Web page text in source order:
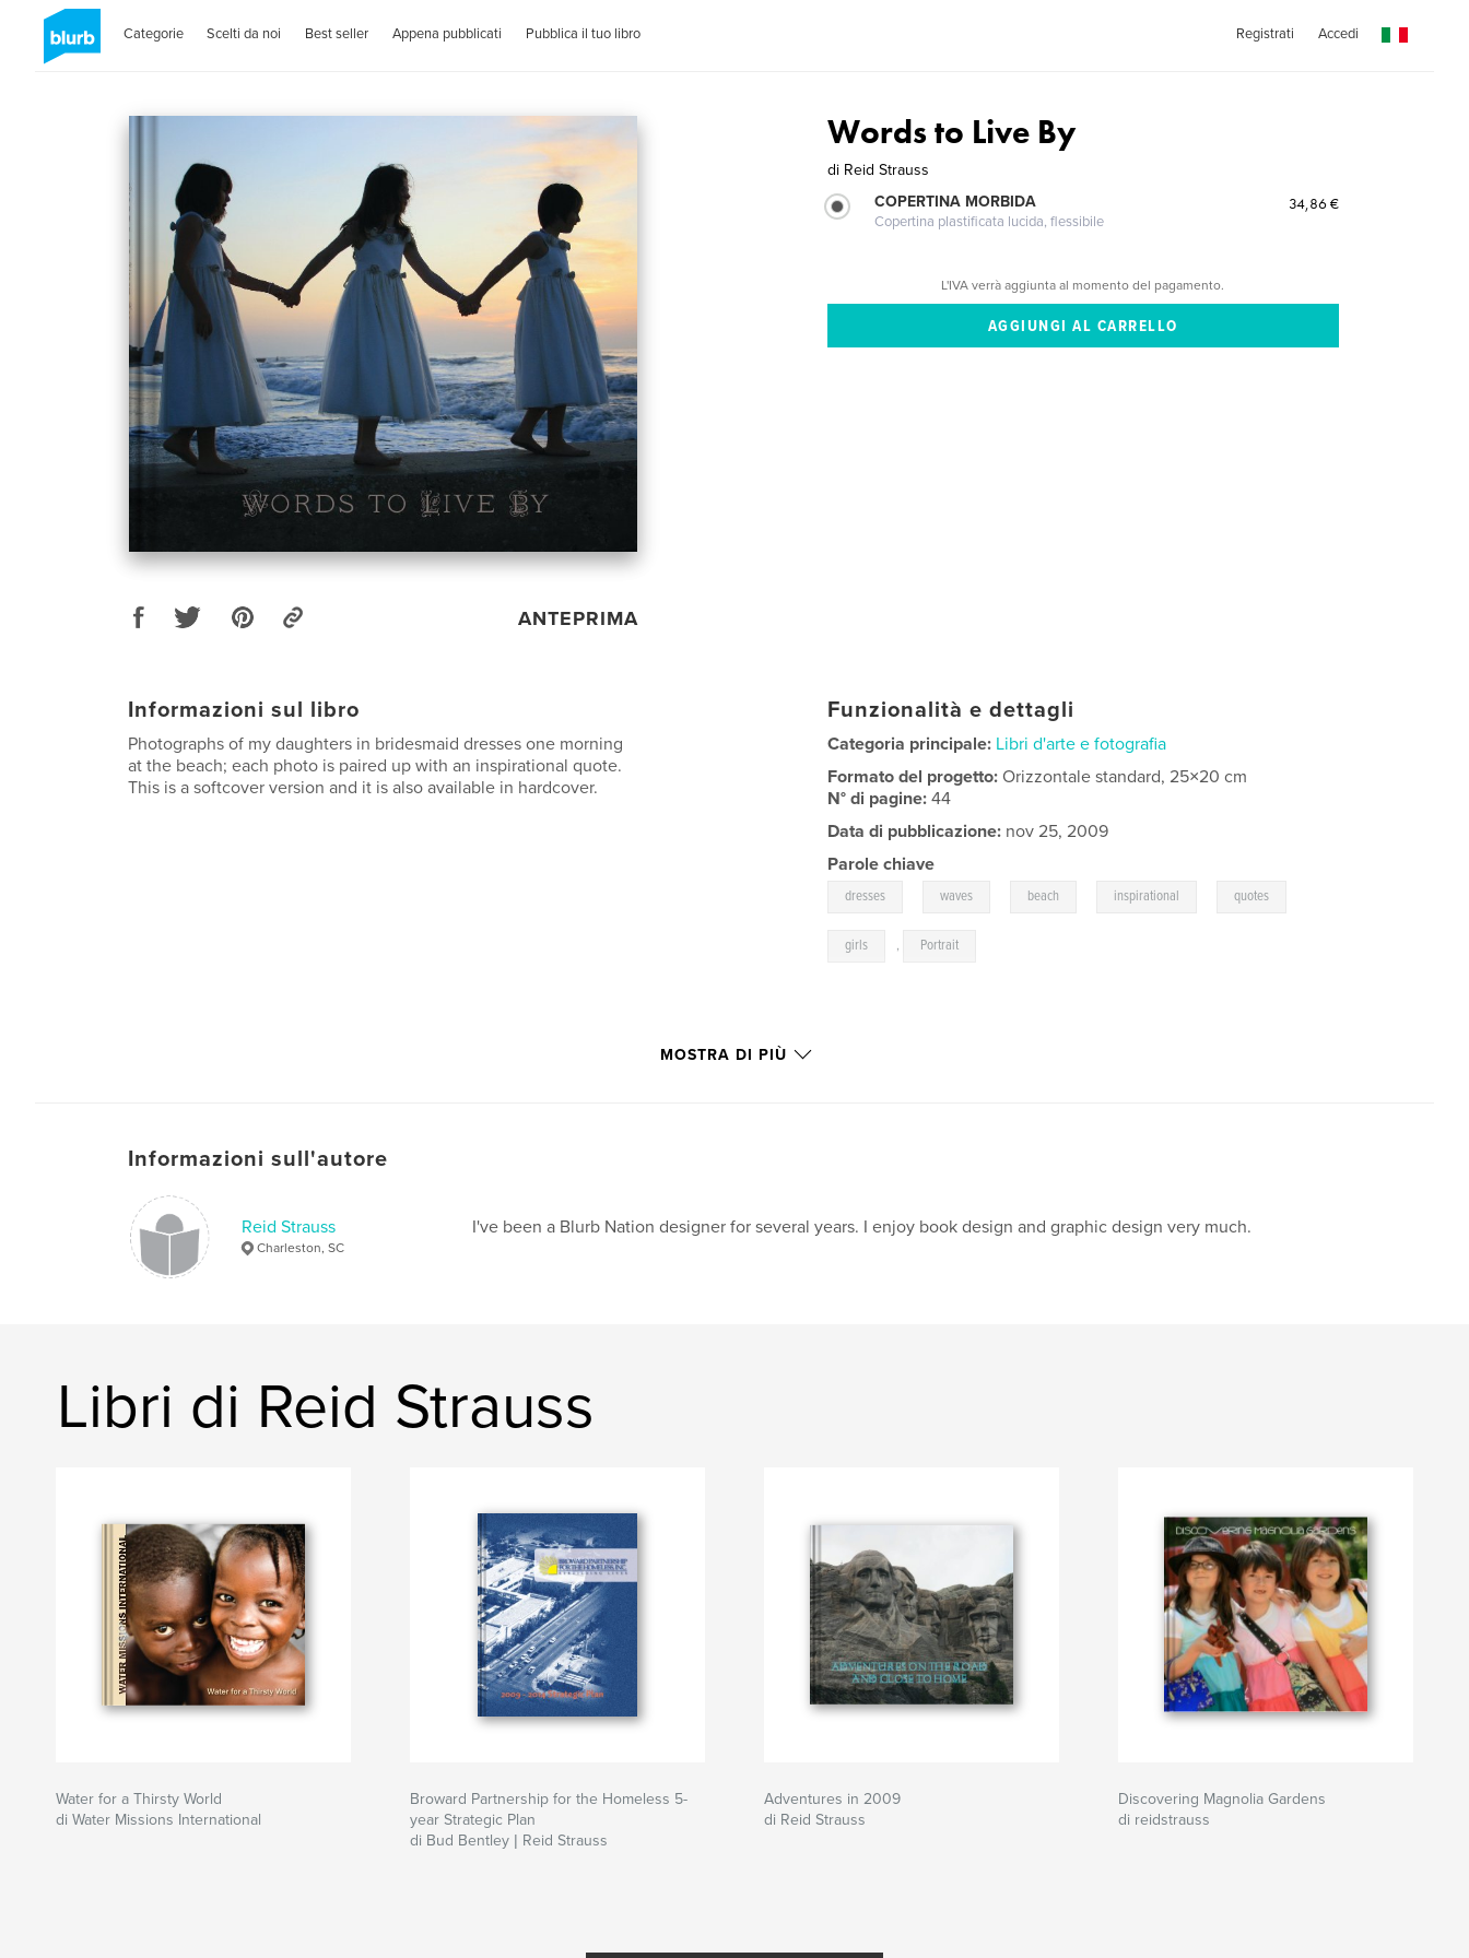
Categorie Scelti da noi Best seller Appena pubblicati Pubblica il tuo libro Registrati Accedi
ANTEPRIMA
Words to Live By
di Reid Strauss
COPERTINA MORBIDA
Copertina plastificata lucida, flessibile
34,86 €
L'IVA verrà aggiunta al momento del pagamento.
Informazioni sul libro
Photographs of my daughters in bridesmaid dresses one morning
at the beach; each photo is paired up with an inspirational quote.
This is a softcover version and it is also available in hardcover.
Funzionalità e dettagli
Categoria principale: Libri d'arte e fotografia
Formato del progetto:Orizzontale standard, 25×20 cm
N° di pagine:44
Data di pubblicazione: nov 25, 2009
Parole chiave
dresses waves beach inspirational quotes
girls , Portrait
MOSTRA DI PIÙ
Informazioni sull'autore
Reid Strauss
Charleston, SC
I've been a Blurb Nation designer for several years. I enjoy book design and graphic design very much.
Libri di Reid Strauss
Water for a Thirsty World
di Water Missions International
Broward Partnership for the Homeless 5-
year Strategic Plan
di Bud Bentley | Reid Strauss
Adventures in 2009
di Reid Strauss
Discovering Magnolia Gardens
di reidstrauss